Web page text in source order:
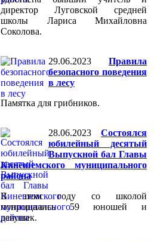
директор Луговской средней
школы Лариса Михайловна
Соколова.
29.06.2023
Правила
безопасного поведения
в лесу
Памятка для грибников.
28.06.2023
Состоялся
юбилейный десятый
Выпускной бал Главы
Кинешемского муниципального
района
В этом году со школой
попрощались 59 юношей и
девушек.